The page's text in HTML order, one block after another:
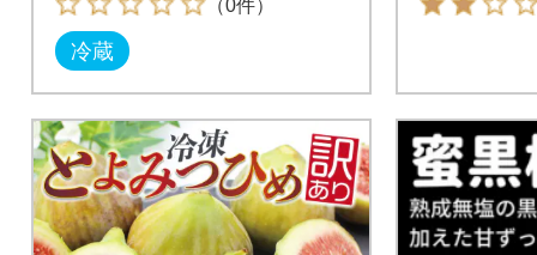
（0件）
冷蔵